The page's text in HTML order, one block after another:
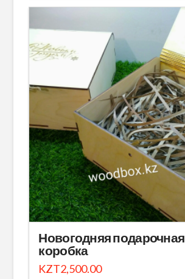
Новогодняя подарочная
коробка
KZT2,500.00